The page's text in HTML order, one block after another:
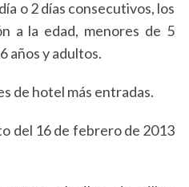
o 2 días consecutivos, los
a la edad, menores de 5
años y adultos.
de hotel más entradas.
del 16 de febrero de 2013